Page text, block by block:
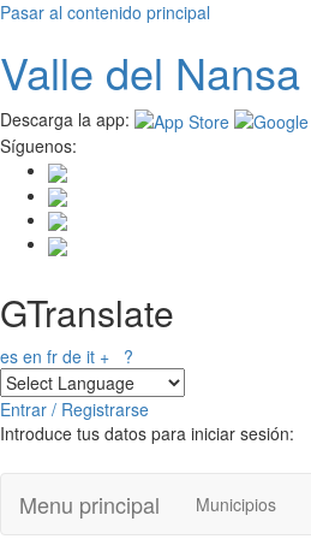
Pasar al contenido principal
Valle del Nansa
Descarga la app:
Síguenos:
GTranslate
es en fr de it + ?
Entrar / Registrarse
Introduce tus datos para iniciar sesión:
Menu principal Municipios